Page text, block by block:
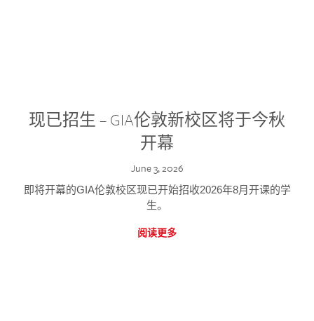
现已招生 – GIA伦敦新校区将于今秋
开幕
June 3, 2026
即将开幕的GIA伦敦校区现已开始招收2026年8月开课的学
生。
阅读更多